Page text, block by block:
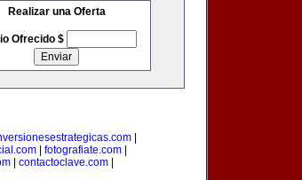
Realizar una Oferta
Ofrecido $
|
| fotografiate.com|
contactoclave.com